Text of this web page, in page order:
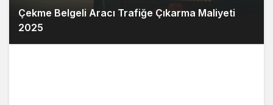
Çekme Belgeli Aracı Trafiğe Çıkarma Maliyeti
2025